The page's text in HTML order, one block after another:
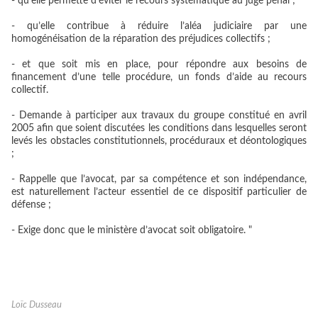
- qu’elle contribue à réduire l’aléa judiciaire par une
homogénéisation de la réparation des préjudices collectifs ;
- et que soit mis en place, pour répondre aux besoins de
financement d’une telle procédure, un fonds d’aide au recours
collectif.
- Demande à participer aux travaux du groupe constitué en avril
2005 afin que soient discutées les conditions dans lesquelles seront
levés les obstacles constitutionnels, procéduraux et déontologiques
;
- Rappelle que l’avocat, par sa compétence et son indépendance,
est naturellement l’acteur essentiel de ce dispositif particulier de
défense ;
- Exige donc que le ministère d’avocat soit obligatoire. "
Loïc Dusseau